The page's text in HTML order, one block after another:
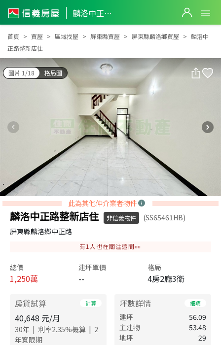
麟洛中正路整新店住
麟洛中正路整新店住
首頁 買屋 區域找屋 屏東縣買屋 屏東縣麟洛鄉買屋
麟洛中
正路整新店住
圖片 1/18 格局圖
此為其他仲介業者物件
麟洛中正路整新店住 非信義物件
(SS65461HB)
屏東縣麟洛鄉中正路
有1 人也在關注這間👀
總價
1,250萬
建坪單價
--
格局
4房2廳3衛
房貸試算 計算
40,648 元/月
30年 | 利率2.35%概算 | 2
年寬限期
坪數詳情 細項
建坪
56.09
主建物
53.48
地坪
29